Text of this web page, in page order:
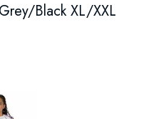
Black XL/XXL